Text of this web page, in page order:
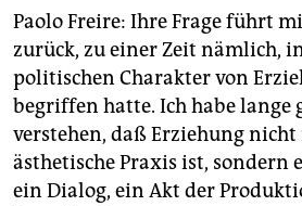
Paolo Freire: Ihre Frage führt
zurück, zu einer Zeit nämlich,
politischen Charakter von
begriffen hatte. Ich habe lange
verstehen, daß Erziehung
ästhetische Praxis ist, sondern
ein Dialog, ein Akt der